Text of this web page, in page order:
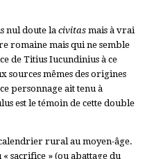
nul doute lacivitas mais à vrai
romaine mais qui ne semble
de Titius Iucundinius à ce
sources mêmes des origines
personnage ait tenu à
est le témoin de cette double
rural au moyen-âge.
sacrifice » (ou abattage du